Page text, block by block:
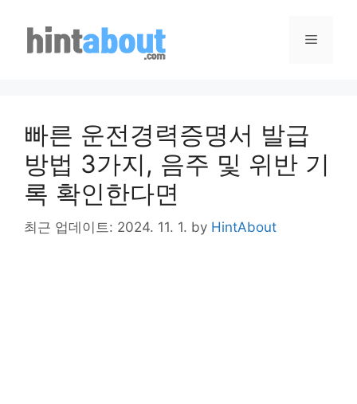
content
Menu
빠른 운전경력증명서 발급
방법 3가지, 음주 및 위반 기
록 확인한다면
최근 업데이트: 2024. 11. 1. by HintAbout